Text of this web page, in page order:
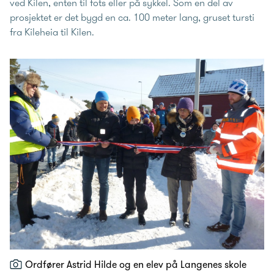
ved Kilen, enten til fots eller på sykkel. Som en del av
prosjektet er det bygd en ca. 100 meter lang, gruset tursti
fra Kileheia til Kilen.
Ordfører Astrid Hilde og en elev på Langenes skole